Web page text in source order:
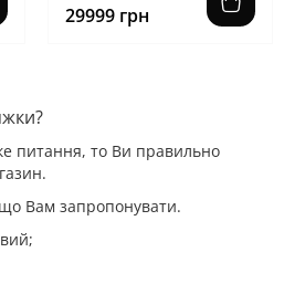
29999 грн
питання, то Ви правильно
Вам запропонувати.